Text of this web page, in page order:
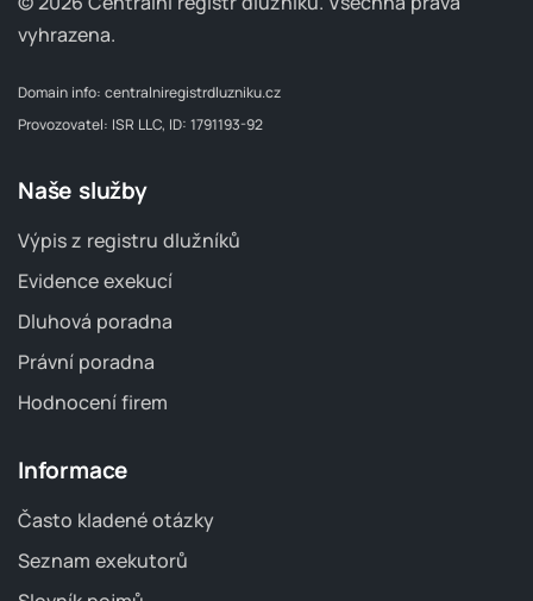
vyhrazena.
Domain info: centralniregistrdluzniku.cz
Provozovatel: ISR LLC, ID: 1791193-92
Naše služby
Výpis z registru dlužníků
Evidence exekucí
Dluhová poradna
Právní poradna
Hodnocení firem
Informace
Často kladené otázky
Seznam exekutorů